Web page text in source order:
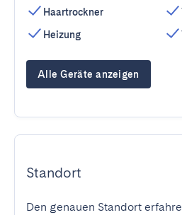
Haartrockner
Heizung
Alle Geräte anzeigen
Standort
Den genauen Standort